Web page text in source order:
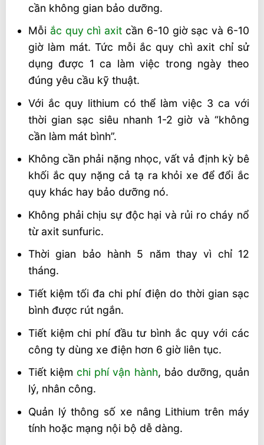
thành xe nâng điện Lithium?
So sánh ắc quy lithium và ắc quy chì axit
Thông số một số mẫu ắc quy xe nâng
điện lithium
Thông số kỹ thuật xe nâng điện 3 Tấn
ICE301
Video và bài viết liên quan xe nâng điện
Lithium
Liên hệ mua sản phẩm tại Vietstandard
cần không gian bảo dưỡng.
Mỗi ắc quy chì axit cần 6-10 giờ sạc và 6-10
giờ làm mát. Tức mỗi ắc quy chì axit chỉ sử
dụng được 1 ca làm việc trong ngày theo
đúng yêu cầu kỹ thuật.
Với ắc quy lithium có thể làm việc 3 ca với
thời gian sạc siêu nhanh 1-2 giờ và “không
cần làm mát bình”.
Không cần phải nặng nhọc, vất vả định kỳ bê
khối ắc quy nặng cả tạ ra khỏi xe để đổi ắc
quy khác hay bảo dưỡng nó.
Không phải chịu sự độc hại và rủi ro cháy nổ
từ axit sunfuric.
Thời gian bảo hành 5 năm thay vì chỉ 12
tháng.
Tiết kiệm tối đa chi phí điện do thời gian sạc
bình được rút ngắn.
Tiết kiệm chi phí đầu tư bình ắc quy với các
công ty dùng xe điện hơn 6 giờ liên tục.
Tiết kiệmchi phí vận hành, bảo dưỡng, quản
lý, nhân công.
Quản lý thông số xe nâng Lithium trên máy
tính hoặc mạng nội bộ dễ dàng.